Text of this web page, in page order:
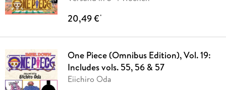
20,49 €*
One Piece (Omnibus Edition), Vol. 19:
Includes vols. 55, 56 & 57
Eiichiro Oda